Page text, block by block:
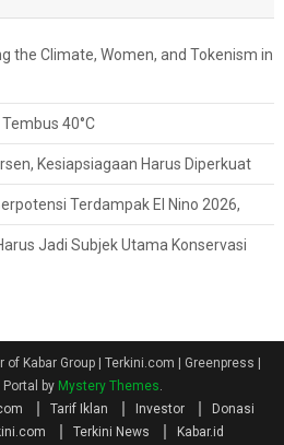
the Climate, Women, and Tokenism in
40°C
Kesiapsiagaan Harus Diperkuat
Terdampak El Nino 2026,
Jadi Subjek Utama Konservasi
Kabar Group | Terkini.com | Greenpress |
by Mystery Themes
Tarif Iklan Investor
Donasi
Terkini News Kabar.id